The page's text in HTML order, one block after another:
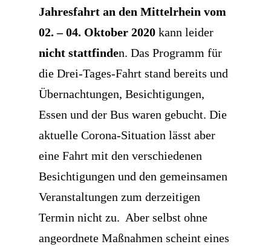
Jahresfahrt an den Mittelrhein vom
02. – 04. Oktober 2020 kann leider
nicht stattfinden. Das Programm für
die Drei-Tages-Fahrt stand bereits und
Übernachtungen, Besichtigungen,
Essen und der Bus waren gebucht. Die
aktuelle Corona-Situation lässt aber
eine Fahrt mit den verschiedenen
Besichtigungen und den gemeinsamen
Veranstaltungen zum derzeitigen
Termin nicht zu. Aber selbst ohne
angeordnete Maßnahmen scheint eines